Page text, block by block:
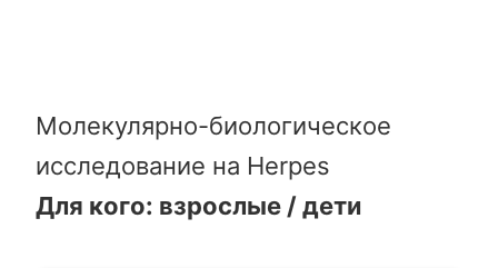
Молекулярно-биологическое
исследование на Herpes
Для кого: взрослые / дети